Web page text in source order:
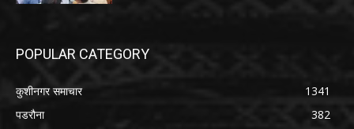
POPULAR CATEGORY
कुशीनगर समाचार
1341
पडरौना
382